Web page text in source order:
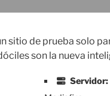
sitio de prueba solo
son la nueva
Servidor: